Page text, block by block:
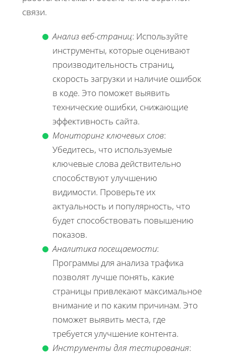
связи.
Анализ веб-страниц: Используйте
инструменты, которые оценивают
производительность страниц,
скорость загрузки и наличие ошибок
в коде. Это поможет выявить
технические ошибки, снижающие
эффективность сайта.
Мониторинг ключевых слов:
Убедитесь, что используемые
ключевые слова действительно
способствуют улучшению
видимости. Проверьте их
актуальность и популярность, что
будет способствовать повышению
показов.
Аналитика посещаемости:
Программы для анализа трафика
позволят лучше понять, какие
страницы привлекают максимальное
внимание и по каким причинам. Это
поможет выявить места, где
требуется улучшение контента.
Инструменты для тестирования: